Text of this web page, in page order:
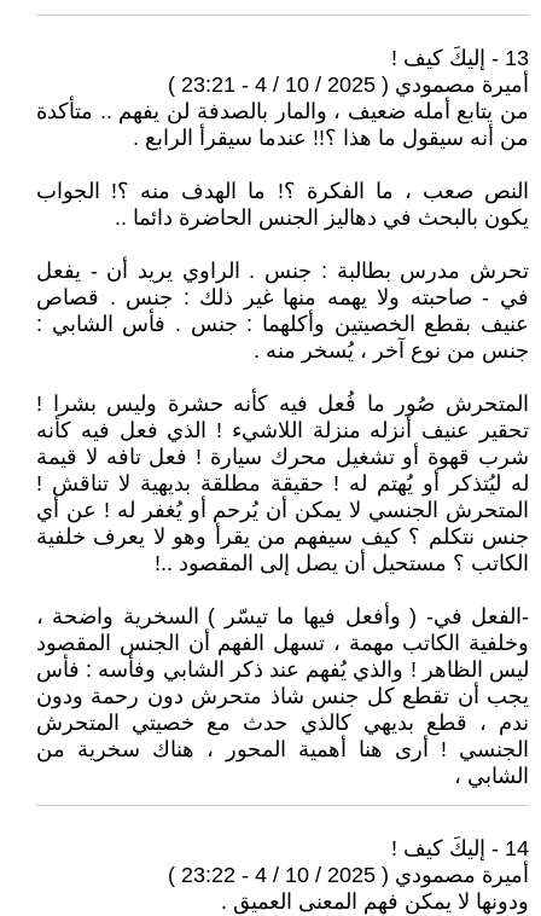
13 - إليكَ كيف !
أميرة مصمودي ( 2025 / 10 / 4 - 23:21 )
من يتابع أمله ضعيف ، والمار بالصدفة لن يفهم .. متأكدة
من أنه سيقول ما هذا ؟!! عندما سيقرأ الرابع .
النص صعب ، ما الفكرة ؟! ما الهدف منه ؟! الجواب
يكون بالبحث في دهاليز الجنس الحاضرة دائما ..
تحرش مدرس بطالبة : جنس . الراوي يريد أن - يفعل
في - صاحبته ولا يهمه منها غير ذلك : جنس . قصاص
عنيف بقطع الخصيتين وأكلهما : جنس . فأس الشابي :
جنس من نوع آخر ، يُسخر منه .
المتحرش صُور ما فُعل فيه كأنه حشرة وليس بشرا !
تحقير عنيف أنزله منزلة اللاشيء ! الذي فعل فيه كأنه
شرب قهوة أو تشغيل محرك سيارة ! فعل تافه لا قيمة
له ليُتذكر أو يُهتم له ! حقيقة مطلقة بديهية لا تناقش !
المتحرش الجنسي لا يمكن أن يُرحم أو يُغفر له ! عن أي
جنس نتكلم ؟ كيف سيفهم من يقرأ وهو لا يعرف خلفية
الكاتب ؟ مستحيل أن يصل إلى المقصود ..!
-الفعل في- ( وأفعل فيها ما تيسّر ) السخرية واضحة ،
وخلفية الكاتب مهمة ، تسهل الفهم أن الجنس المقصود
ليس الظاهر ! والذي يُفهم عند ذكر الشابي وفأسه : فأس
يجب أن تقطع كل جنس شاذ متحرش دون رحمة ودون
ندم ، قطع بديهي كالذي حدث مع خصيتي المتحرش
الجنسي ! أرى هنا أهمية المحور ، هناك سخرية من
الشابي ،
14 - إليكَ كيف !
أميرة مصمودي ( 2025 / 10 / 4 - 23:22 )
ودونها لا يمكن فهم المعنى العميق .